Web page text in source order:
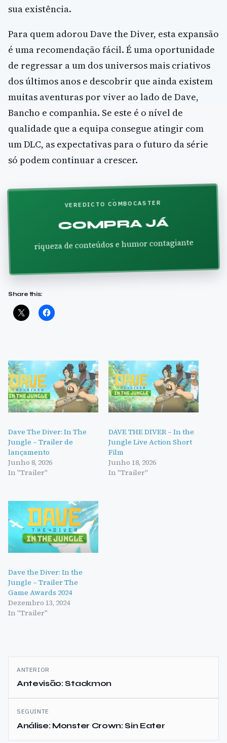
sua existência.
Para quem adorou Dave the Diver, esta expansão
é uma recomendação fácil. É uma oportunidade
de regressar a um dos universos mais criativos
dos últimos anos e descobrir que ainda existem
muitas aventuras por viver ao lado de Dave,
Bancho e companhia. Se este é o nível de
qualidade que a equipa consegue atingir com
um DLC, as expectativas para o futuro da série
só podem continuar a crescer.
VEREDICTO COMBOCASTER
COMPRA JÁ
riqueza de conteúdos e humor contagiante
Share this:
Dave The Diver: In The
Jungle – Trailer de
lançamento
Junho 8, 2026
In "Trailer"
DAVE THE DIVER – In the
Jungle Live Action Short
Film
Junho 18, 2026
In "Trailer"
Dave the Diver: In the
Jungle – Trailer The
Game Awards 2024
Dezembro 13, 2024
In "Trailer"
Navegação
de
artigos
ANTERIOR
Antevisão: Stackmon
SEGUINTE
Análise: Monster Crown: Sin Eater